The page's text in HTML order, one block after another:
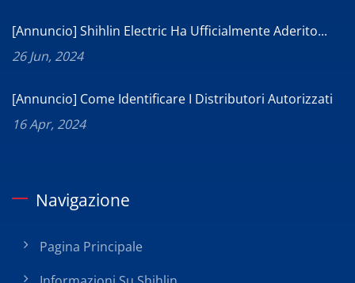
[Annuncio] Shihlin Electric Ha Ufficialmente Aderito...
26 Jun, 2024
[Annuncio] Come Identificare I Distributori Autorizzati
16 Apr, 2024
Navigazione
Pagina Principale